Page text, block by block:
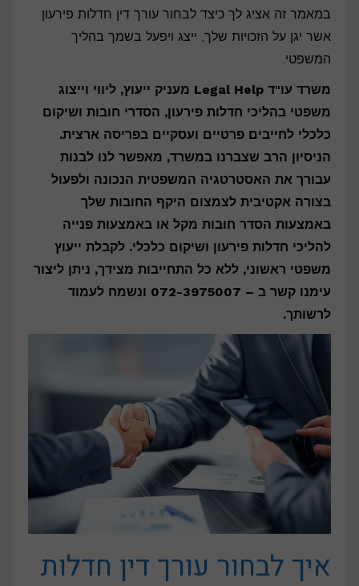
להגנה
על
במאמר זה אציג לך כיצד לבחור עורך דין חדלות פירעון
אשר יגן על הזכויות שלך, ייצג ויפעל בשמך בהליך
המשפטי.
משרד עו"ד Legal Help מעניק ייעוץ, ליווי וייצוג
משפטי בהליכי חדלות פירעון, הסדרי חובות ושיקום
כלכלי לחייבים פרטיים ועסקיים בפריסה ארצית.
הניסיון הרב שצברנו במשרד, מאפשר לנו לבנות
עבורך את האסטרטגיה המשפטית הנכונה ולפעול
בצורה אקטיבית לצמצום היקף החובות שלך
באמצעות הסדר חובות מקל או באמצעות פנייה
להליכי חדלות פירעון ושיקום כלכלי. לקבלת ייעוץ
משפטי ראשוני, ללא כל התחייבות מצידך, ניתן ליצור
עימנו קשר ב – 072-3975007
ונשמח לעמוד
לרשותך.
איך לבחור עורך דין חדלות